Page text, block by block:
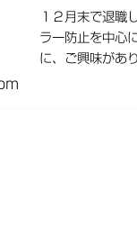
１２月末で退職
ラー防止を中心
に、ご興味があ